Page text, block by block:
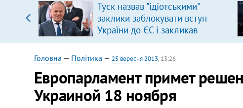
Туск назвав "ідіотськими"
заклики заблокувати вступ
України до ЄС і закликав
припинити антиукраїнську
риторику
Головна — Політика — 25 вересня 2013, 13:26
Европарламент примет
Украиной 18 ноября